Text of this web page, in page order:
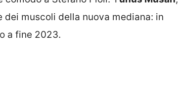
muscoli della nuova mediana: in
a fine 2023.